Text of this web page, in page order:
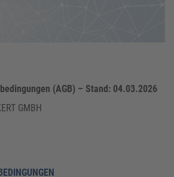
(AGB) – Stand: 04.03.2026
GMBH